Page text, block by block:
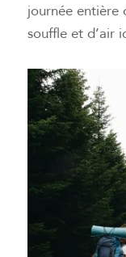
journée entière
souffle et d’air